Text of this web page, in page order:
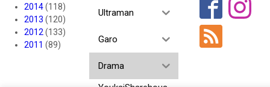
2014(118)
2013 (120)
2012(133)
2011 (89)
Ultraman
Garo
Drama